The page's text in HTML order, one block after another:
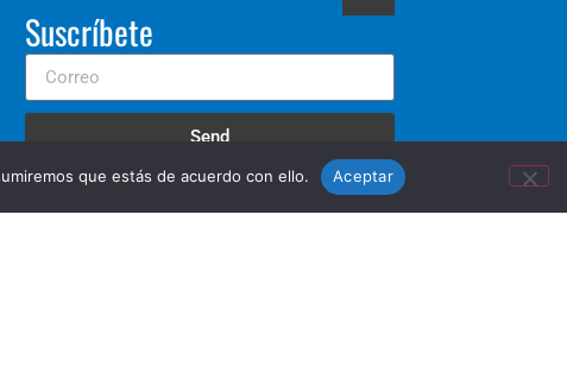
Suscríbete
Send
que estás de acuerdo con ello. Aceptar